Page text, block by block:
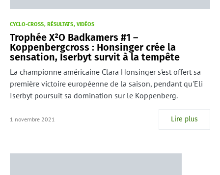
CYCLO-CROSS RÉSULTATS VIDÉOS
Trophée X²O Badkamers #1 –
Koppenbergcross : Honsinger crée la
sensation, Iserbyt survit à la tempête
La championne américaine Clara Honsinger s'est offert sa
première victoire européenne de la saison, pendant qu'Eli
Iserbyt poursuit sa domination sur le Koppenberg.
1 novembre 2021 Lire plus